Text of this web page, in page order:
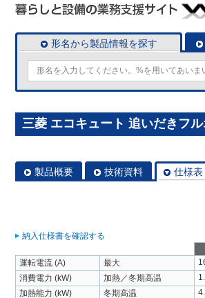
形名から製品情報を探す
三菱 エコキュート 追いだきフ
製品概要 技術資料 仕様表
納入仕様書を確認する
運転電流 (A)
最大
消費電力 (kW)
加熱／冬期高温
加熱能力 (kW)
冬期高温